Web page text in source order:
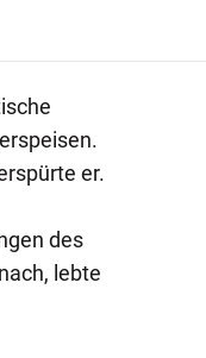
er.
des
lebte